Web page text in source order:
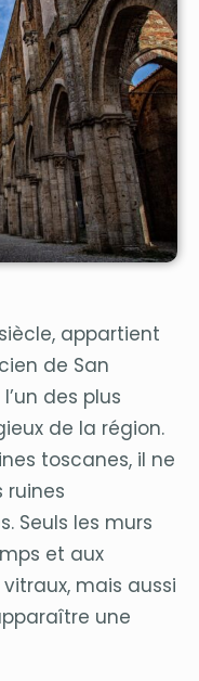
appartient
de San
des plus
de la région.
toscanes, il ne
Seuls les murs
et aux
mais aussi
une